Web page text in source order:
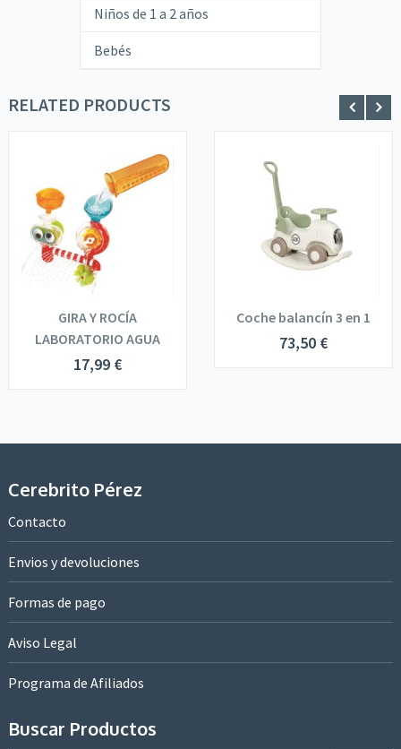
Niños de 1 a 2 años
Bebés
RELATED PRODUCTS
GIRA Y ROCÍA
LABORATORIO AGUA
17,99 €
Coche balancín 3 en 1
73,50 €
Cerebrito Pérez
Contacto
Envios y devoluciones
Formas de pago
Aviso Legal
Programa de Afiliados
Buscar Productos